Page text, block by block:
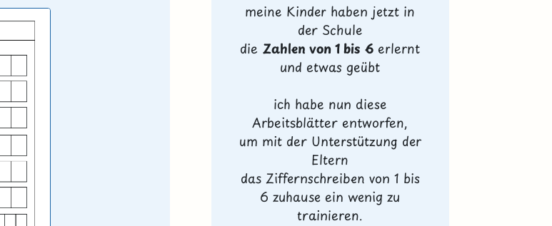
meine Kinder haben jetzt in
der Schule
dieZahlen von 1 bis 6 erlernt
und etwas geübt
ich habe nun diese
Arbeitsblätter entworfen,
um mit der Unterstützung der
Eltern
das Ziffernschreiben von 1 bis
6 zuhause ein wenig zu
trainieren.